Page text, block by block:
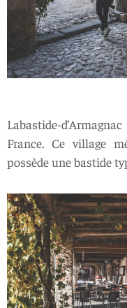
Labastide-
France. Ce village
possède une bastide